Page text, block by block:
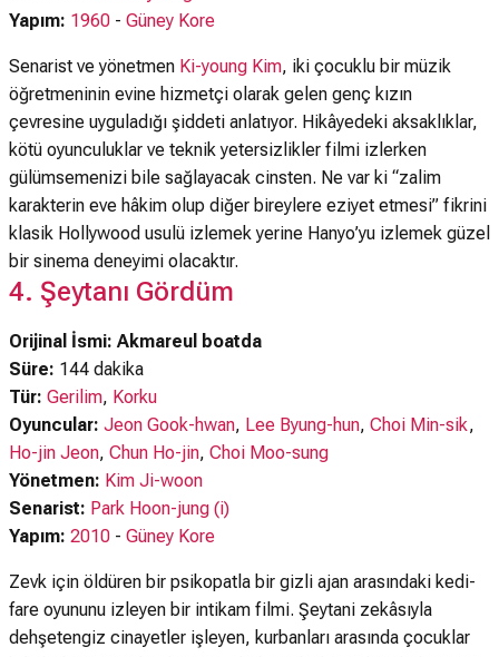
Yapım: 1960 - Güney Kore
Senarist ve yönetmen Ki-young Kim, iki çocuklu bir müzik
öğretmeninin evine hizmetçi olarak gelen genç kızın
çevresine uyguladığı şiddeti anlatıyor. Hikâyedeki aksaklıklar,
kötü oyunculuklar ve teknik yetersizlikler filmi izlerken
gülümsemenizi bile sağlayacak cinsten. Ne var ki “zalim
karakterin eve hâkim olup diğer bireylere eziyet etmesi” fikrini
klasik Hollywood usulü izlemek yerine Hanyo’yu izlemek güzel
bir sinema deneyimi olacaktır.
4. Şeytanı Gördüm
Orijinal İsmi: Akmareul boatda
Süre: 144 dakika
Tür: Gerilim, Korku
Oyuncular: Jeon Gook-hwan, Lee Byung-hun, Choi Min-sik,
Ho-jin Jeon, Chun Ho-jin, Choi Moo-sung
Yönetmen: Kim Ji-woon
Senarist: Park Hoon-jung (i)
Yapım: 2010 - Güney Kore
Zevk için öldüren bir psikopatla bir gizli ajan arasındaki kedi-
fare oyununu izleyen bir intikam filmi. Şeytani zekâsıyla
dehşetengiz cinayetler işleyen, kurbanları arasında çocuklar